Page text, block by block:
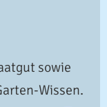
sowie
Wissen.